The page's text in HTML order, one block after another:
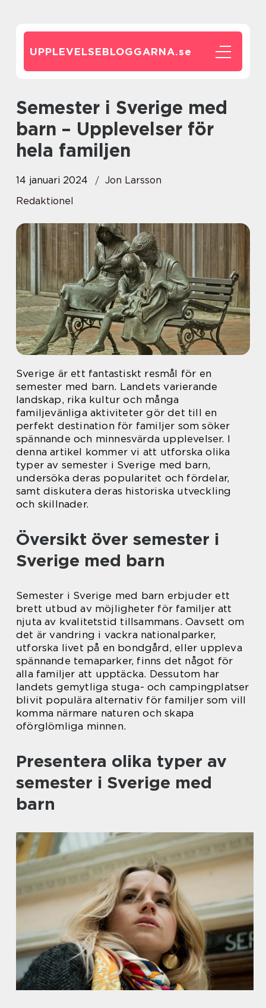
UPPLEVELSEBLOGGARNA.se
Semester i Sverige med
barn – Upplevelser för
hela familjen
14 januari 2024
Jon Larsson
Redaktionel
Sverige är ett fantastiskt resmål för en
semester med barn. Landets varierande
landskap, rika kultur och många
familjevänliga aktiviteter gör det till en
perfekt destination för familjer som söker
spännande och minnesvärda upplevelser. I
denna artikel kommer vi att utforska olika
typer av semester i Sverige med barn,
undersöka deras popularitet och fördelar,
samt diskutera deras historiska utveckling
och skillnader.
Översikt över semester i
Sverige med barn
Semester i Sverige med barn erbjuder ett
brett utbud av möjligheter för familjer att
njuta av kvalitetstid tillsammans. Oavsett om
det är vandring i vackra nationalparker,
utforska livet på en bondgård, eller uppleva
spännande temaparker, finns det något för
alla familjer att upptäcka. Dessutom har
landets gemytliga stuga- och campingplatser
blivit populära alternativ för familjer som vill
komma närmare naturen och skapa
oförglömliga minnen.
Presentera olika typer av
semester i Sverige med
barn